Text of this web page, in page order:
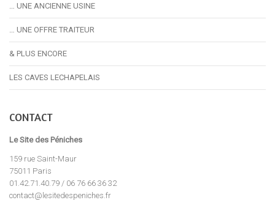
… UNE ANCIENNE USINE
… UNE OFFRE TRAITEUR
& PLUS ENCORE
LES CAVES LECHAPELAIS
CONTACT
Le Site des Péniches
159 rue Saint-Maur
75011 Paris
01.42.71.40.79 / 06 76 66 36 32
contact@lesitedespeniches.fr